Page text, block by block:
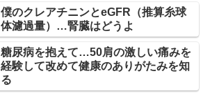
僕のクレアチニンとeGFR（推算糸球
体濾過量）…腎臓はどうよ
糖尿病を抱えて…50肩の激しい痛みを
経験して改めて健康のありがたみを知
る